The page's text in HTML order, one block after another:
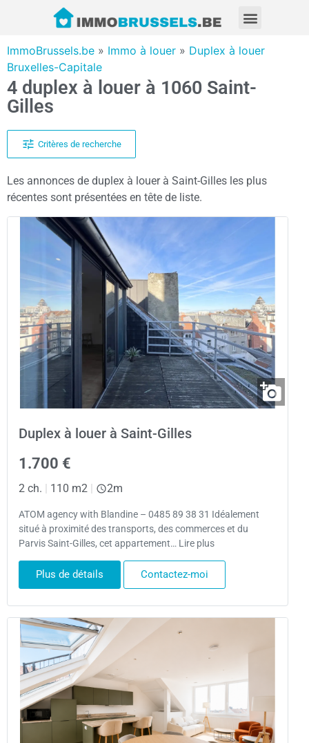
ImmoBrussels.be » Immo à louer » Duplex à louer
Bruxelles-Capitale
4 duplex à louer à 1060 Saint-
Gilles
Critères de recherche
Les annonces de duplex à louer à Saint-Gilles les plus
récentes sont présentées en tête de liste.
Duplex à louer à Saint-Gilles
1.700 €
2 ch. 110 m2 2m
ATOM agency with Blandine – 0485 89 38 31 Idéalement
situé à proximité des transports, des commerces et du
Parvis Saint-Gilles, cet appartement… Lire plus
Plus de détails Contactez-moi